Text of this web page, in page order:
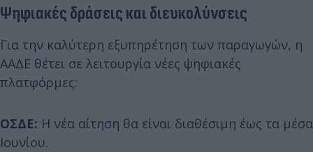
Ψηφιακές δράσεις και διευκολύνσεις
Για την καλύτερη εξυπηρέτηση των παραγωγών, η
ΑΑΔΕ θέτει σε λειτουργία νέες ψηφιακές
πλατφόρμες:
ΟΣΔΕ: Η νέα αίτηση θα είναι διαθέσιμη έως τα μέσα
Ιουνίου.